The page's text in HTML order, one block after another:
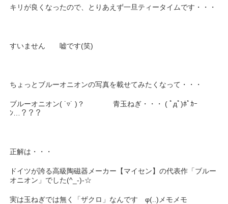
キリが良くなったので、とりあえず一旦ティータイムです・・・
すいません 嘘です(笑)
ちょっとブルーオニオンの写真を載せてみたくなって・・・
ブルーオニオン( ˙▿˙ )？ 青玉ねぎ・・・ ( ﾟдﾟ)ﾎﾟｶｰ
ﾝ…？？？
正解は・・・
ドイツが誇る高級陶磁器メーカー【マイセン】の代表作「ブルー
オニオン」でした(^_-)-☆
実は玉ねぎでは無く「ザクロ」なんです φ(..)メモメモ